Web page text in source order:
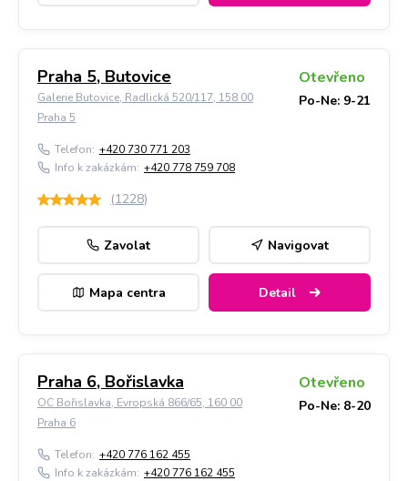
Praha 5, Butovice
Galerie Butovice, Radlická 520/117, 158 00
Praha 5
Otevřeno
Po-Ne: 9-21
Telefon: +420 730 771 203
Info k zakázkám: +420 778 759 708
(1228)
Zavolat Navigovat
Mapa centra Detail
Praha 6, Bořislavka
OC Bořislavka, Evropská 866/65, 160 00
Praha 6
Otevřeno
Po-Ne: 8-20
Telefon: +420 776 162 455
Info k zakázkám: +420 776 162 455